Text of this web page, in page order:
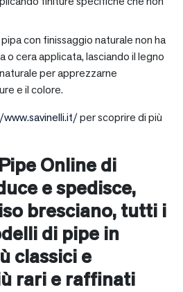
pipa con finissaggio naturale non ha
o cera applicata, lasciando il legno
per apprezzarne
e il colore.
per scoprire di più
Online di
e spedisce,
bresciano, tutti i
di pipe in
classici e
rari e raffinati